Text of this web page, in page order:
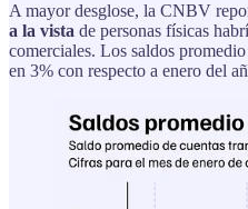
A mayor desglose, la CNBV
a la vista de personas físicas
comerciales. Los saldos
en 3% con respecto a enero del